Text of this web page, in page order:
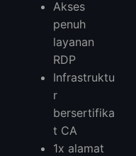
Akses
penuh
layanan
RDP
Infrastruktu
r
bersertifika
t CA
1x alamat